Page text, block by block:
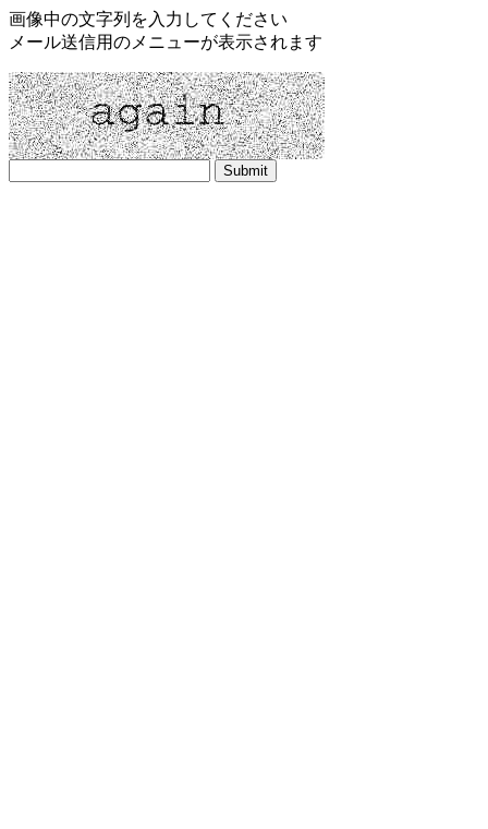
画像中の文字列を入力してください
メール送信用のメニューが表示されます